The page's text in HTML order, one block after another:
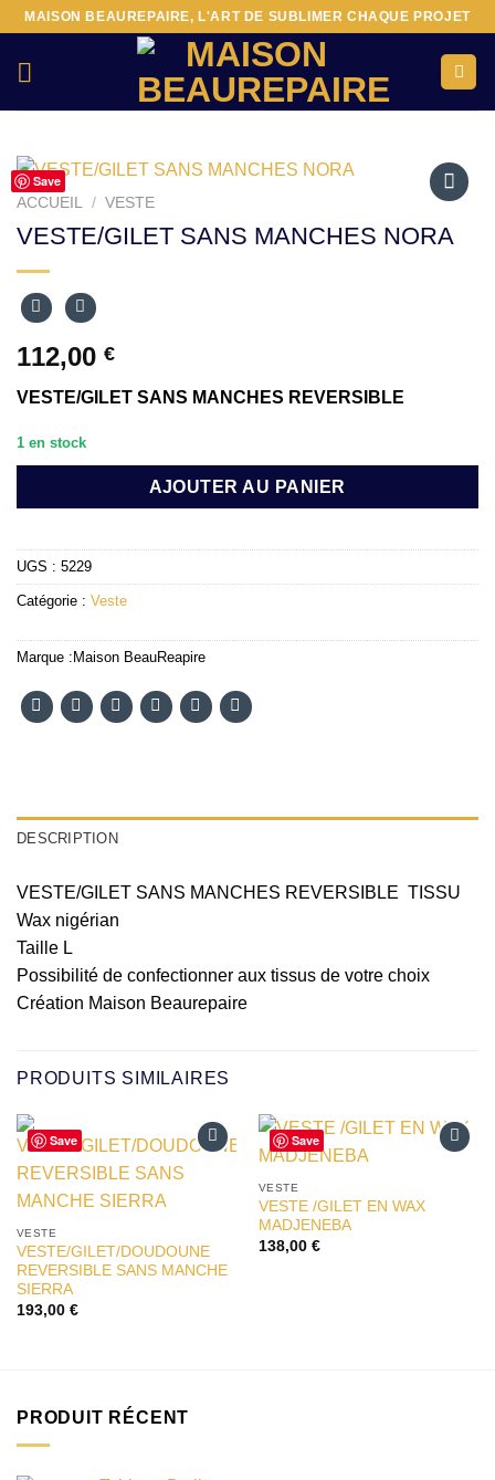
Passer
contenu
MAISON BEAUREPAIRE, L'ART DE SUBLIMER CHAQUE PROJET
Save
Ajouter
à la liste
ACCUEIL / VESTE
VESTE/GILET SANS MANCHES NORA
112,00 €
VESTE/GILET SANS MANCHES REVERSIBLE
1 en stock
AJOUTER AU PANIER
UGS : 5229
Catégorie : Veste
Marque : Maison BeauReapire
DESCRIPTION
VESTE/GILET SANS MANCHES REVERSIBLE TISSU
Wax nigérian
Taille L
Possibilité de confectionner aux tissus de votre choix
Création Maison Beaurepaire
PRODUITS SIMILAIRES
Save
Ajouter
VESTE
VESTE/GILET/DOUDOUNE
REVERSIBLE SANS MANCHE
SIERRA
193,00 €
Save
d’envies
VESTE
VESTE /GILET EN WAX
MADJENEBA
138,00 €
PRODUIT RÉCENT